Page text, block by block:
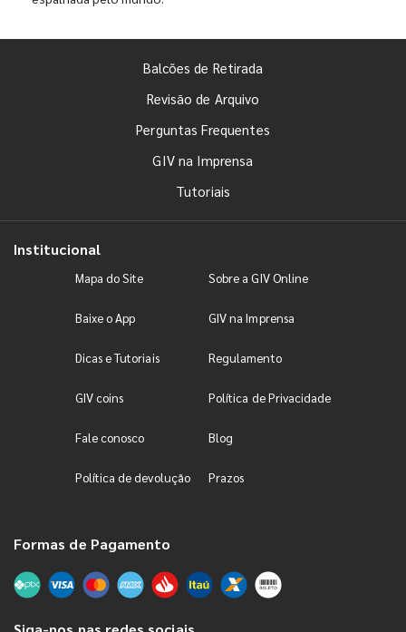
Balcões de Retirada
Revisão de Arquivo
Perguntas Frequentes
GIV na Imprensa
Tutoriais
Institucional
Mapa do Site Sobre a GIV Online
Baixe o App GIV na Imprensa
Dicas e Tutoriais Regulamento
GIV coins Política de Privacidade
Fale conosco Blog
Política de devolução Prazos
Formas de Pagamento